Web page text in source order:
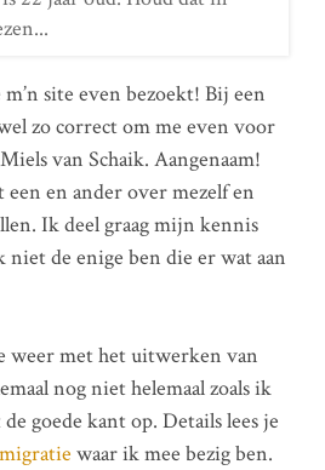
site even bezoekt! Bij een
zo correct om me even voor
van Schaik. Aangenaam!
een en ander over mezelf en
Ik deel graag mijn kennis
niet de enige ben die er wat aan
weer met het uitwerken van
nog niet helemaal zoals ik
goede kant op. Details lees je
waar ik mee bezig ben.